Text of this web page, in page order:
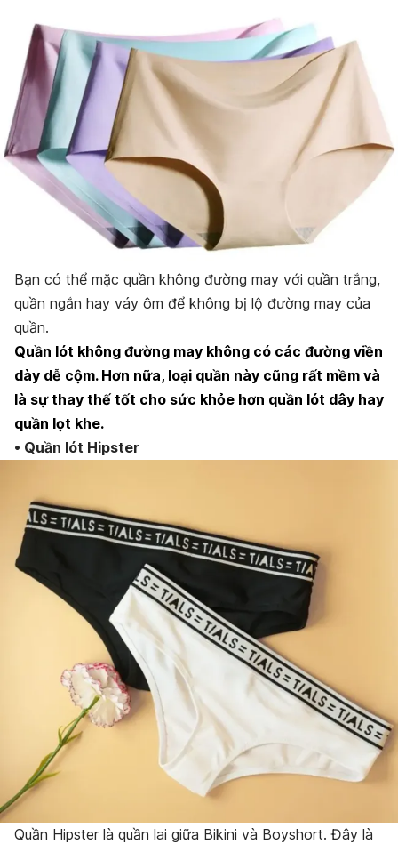
Bạn có thể mặc quần không đường may với quần trắng,
quần ngắn hay váy ôm để không bị lộ đường may của
quần.
Quần lót không đường may không có các đường viền
dày dễ cộm. Hơn nữa, loại quần này cũng rất mềm và
là sự thay thế tốt cho sức khỏe hơn quần lót dây hay
quần lọt khe.
• Quần lót Hipster
Quần Hipster là quần lai giữa Bikini và Boyshort. Đây là